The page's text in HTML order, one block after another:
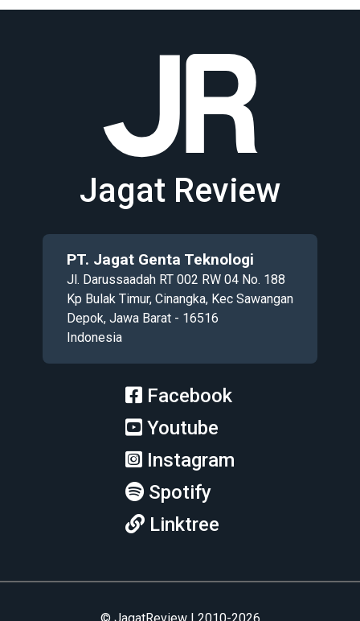
Jagat Review
PT. Jagat Genta Teknologi
Jl. Darussaadah RT 002 RW 04 No. 188
Kp Bulak Timur, Cinangka, Kec Sawangan
Depok, Jawa Barat - 16516
Indonesia
Facebook
Youtube
Instagram
Spotify
Linktree